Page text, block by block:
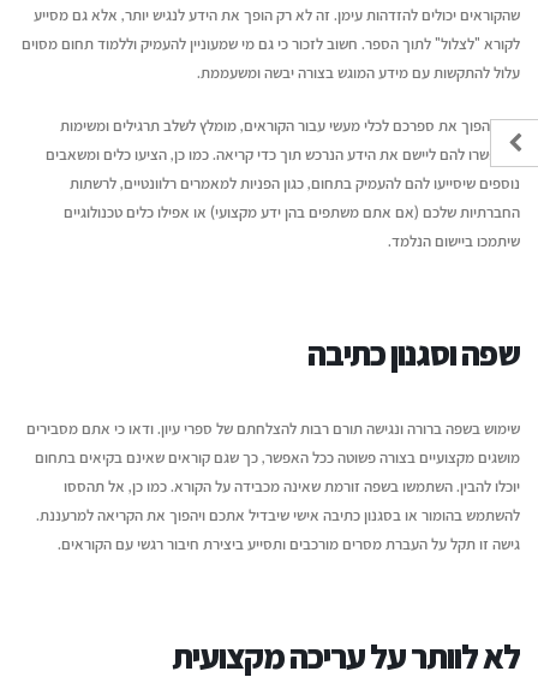
שהקוראים יכולים להזדהות עימן. זה לא רק הופך את הידע לנגיש יותר, אלא גם מסייע
לקורא "לצלול" לתוך הספר. חשוב לזכור כי גם מי שמעוניין להעמיק וללמוד תחום מסוים
עלול להתקשות עם מידע המוגש בצורה יבשה ומשעממת.
כדי להפוך את ספרכם לכלי מעשי עבור הקוראים, מומלץ לשלב תרגילים ומשימות
שיאפשרו להם ליישם את הידע הנרכש תוך כדי קריאה. כמו כן, הציעו כלים ומשאבים
נוספים שיסייעו להם להעמיק בתחום, כגון הפניות למאמרים רלוונטיים, לרשתות
החברתיות שלכם (אם אתם משתפים בהן ידע מקצועי) או אפילו כלים טכנולוגיים
שיתמכו ביישום הנלמד.
שפה וסגנון כתיבה
שימוש בשפה ברורה ונגישה תורם רבות להצלחתם של ספרי עיון. ודאו כי אתם מסבירים
מושגים מקצועיים בצורה פשוטה ככל האפשר, כך שגם קוראים שאינם בקיאים בתחום
יוכלו להבין. השתמשו בשפה זורמת שאינה מכבידה על הקורא. כמו כן, אל תהססו
להשתמש בהומור או בסגנון כתיבה אישי שיבדיל אתכם ויהפוך את הקריאה למרעננת.
גישה זו תקל על העברת מסרים מורכבים ותסייע ביצירת חיבור רגשי עם הקוראים.
לא לוותר על עריכה מקצועית